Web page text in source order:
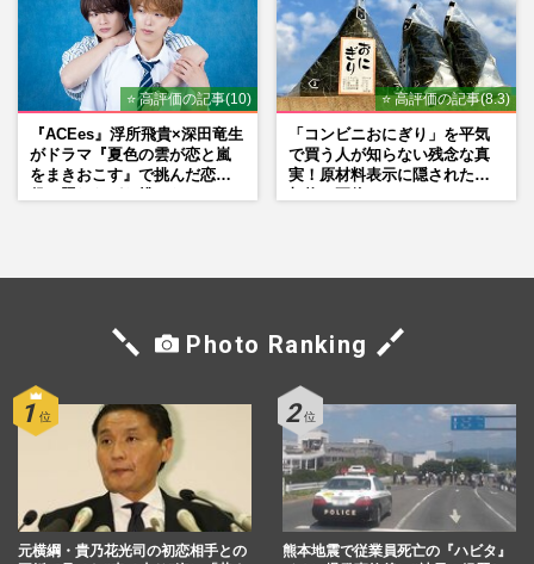
⭐ 高評価の記事(10)
『ACEes』浮所飛貴×深田竜生
がドラマ『夏色の雲が恋と嵐
をまきおこす』で挑んだ恋人
⭐ 高評価の記事(8.3)
「コンビニおにぎり」を平気
で買う人が知らない残念な真
実！原材料表示に隠された添
Photo Ranking
元横綱・貴乃花光司の初恋相手との
熊本地震で従業員死亡の『ハビタ』